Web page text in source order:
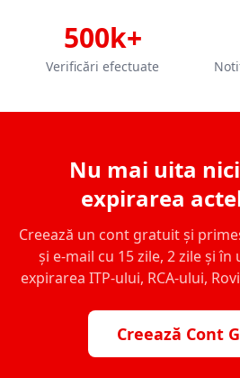
500k+
Verificări efectuate
Nu mai uita
expirarea
Creează un cont gratuit și
și e-mail cu 15 zile, 2 zile și
expirarea ITP-ului, RCA-ului,
Creează Cont